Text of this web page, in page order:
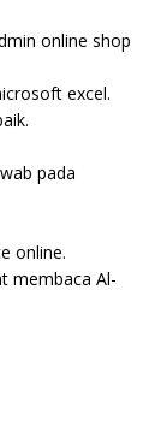
online shop
excel.
pada
online.
membaca Al-